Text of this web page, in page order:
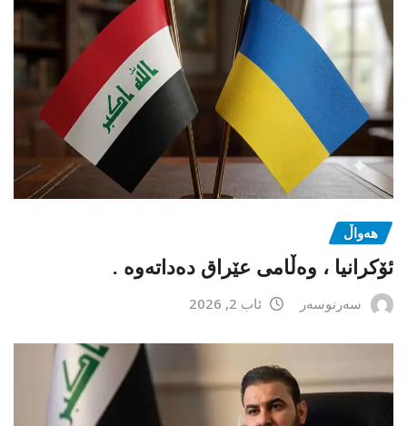
هەواڵ
ئۆکرانیا ، وەڵامی عێراق دەداتەوە .
سەرنوسەر ئاب 2, 2026